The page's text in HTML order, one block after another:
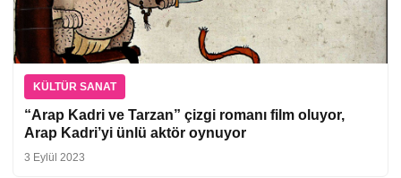
KÜLTÜR SANAT
“Arap Kadri ve Tarzan” çizgi romanı film oluyor,
Arap Kadri’yi ünlü aktör oynuyor
3 Eylül 2023